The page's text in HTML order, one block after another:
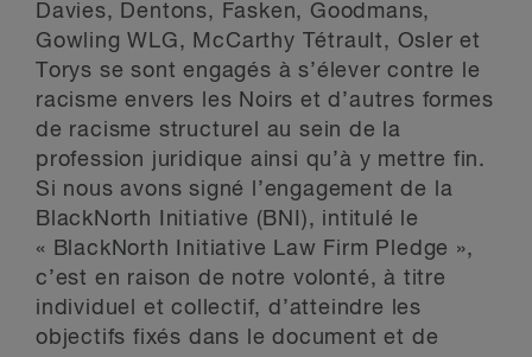
Davies, Dentons, Fasken, Goodmans,
Gowling WLG, McCarthy Tétrault, Osler et
Torys se sont engagés à s’élever contre le
racisme envers les Noirs et d’autres formes
de racisme structurel au sein de la
profession juridique ainsi qu’à y mettre fin.
Si nous avons signé l’engagement de la
BlackNorth Initiative (BNI), intitulé le
« BlackNorth Initiative Law Firm Pledge »,
c’est en raison de notre volonté, à titre
individuel et collectif, d’atteindre les
objectifs fixés dans le document et de